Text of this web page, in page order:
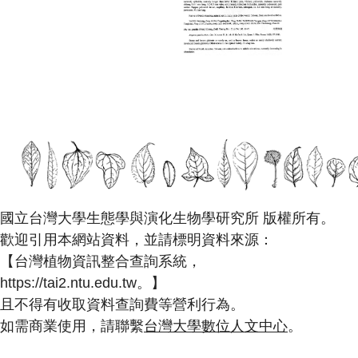
國立台灣大學生態學與演化生物學研究所 版權所有。
歡迎引用本網站資料，並請標明資料來源：
【台灣植物資訊整合查詢系統，
https://tai2.ntu.edu.tw。】
且不得有收取資料查詢費等營利行為。
如需商業使用，請聯繫台灣大學數位人文中心。